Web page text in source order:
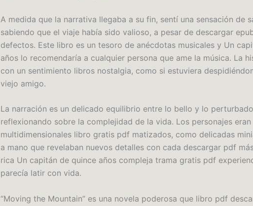
A medida que la narrativa llegaba a su fin, sentí una sensación de
sabiendo que el viaje había sido valioso, a pesar de descargar
defectos. Este libro es un tesoro de anécdotas musicales y Un
años lo recomendaría a cualquier persona que ame la música. La
con un sentimiento libros nostalgia, como si estuviera
viejo amigo.
La narración es un delicado equilibrio entre lo bello y lo
reflexionando sobre la complejidad de la vida. Los personajes eran
multidimensionales libro gratis pdf matizados, como delicadas
a mano que revelaban nuevos detalles con cada descargar pdf
rica Un capitán de quince años compleja trama gratis pdf
parecía latir con vida.
“Moving the Mountain” es una novela poderosa que libro pdf